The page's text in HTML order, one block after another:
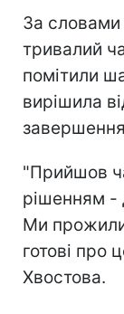
За словами
тривалий
помітили
вирішила
завершення
"Прийшов
рішенням -
Ми прожили
готові про
Хвостова.